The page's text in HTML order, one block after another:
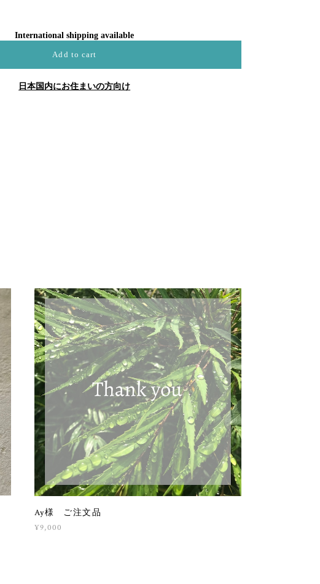
International shipping available
Add to cart
日本国内にお住まいの方向け
Ay様 ご注文品
¥9,000